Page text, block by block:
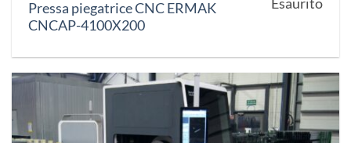
Pressa piegatrice CNC ERMAK
CNCAP-4100X200
Esaurito